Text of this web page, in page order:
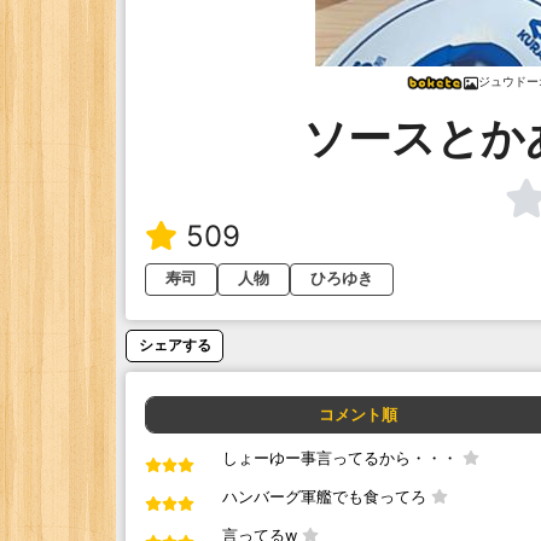
ジュウド
ソースと
509
寿司 人物 ひろゆき
シェアする
コメント順
しょーゆー事言ってるから・・・
ハンバーグ軍艦でも食ってろ
言ってるw